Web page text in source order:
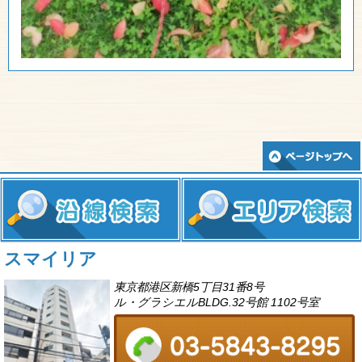
スマイリア
東京都港区新橋5丁目31番8号
ル・グラシエルBLDG.32号館 1102号室